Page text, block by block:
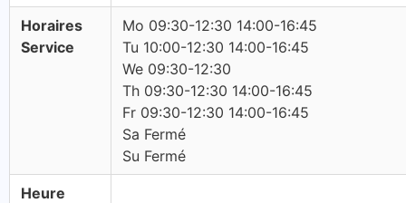
Horaires
Service
Mo 09:30-12:30 14:00-16:45
Tu 10:00-12:30 14:00-16:45
We 09:30-12:30
Th 09:30-12:30 14:00-16:45
Fr 09:30-12:30 14:00-16:45
Sa Fermé
Su Fermé
Heure